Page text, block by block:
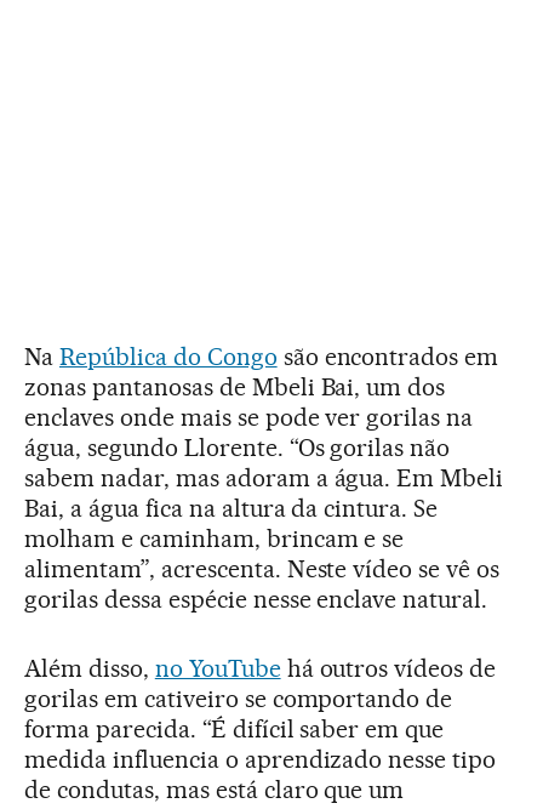
Na República do Congo são encontrados em
zonas pantanosas de Mbeli Bai, um dos
enclaves onde mais se pode ver gorilas na
água, segundo Llorente. “Os gorilas não
sabem nadar, mas adoram a água. Em Mbeli
Bai, a água fica na altura da cintura. Se
molham e caminham, brincam e se
alimentam”, acrescenta. Neste vídeo se vê os
gorilas dessa espécie nesse enclave natural.
Além disso, no YouTubehá outros vídeos de
gorilas em cativeiro se comportando de
forma parecida. “É difícil saber em que
medida influencia o aprendizado nesse tipo
de condutas, mas está claro que um